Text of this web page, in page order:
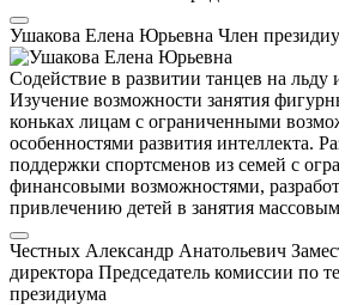
Ушакова Елена Юрьевна Член
Содействие в развитии танцев на льду
Изучение возможности занятия
коньках лицам с ограниченными
особенностями развития интеллекта.
поддержки спортсменов из семей с
финансовыми возможностями,
привлечению детей в занятия
Честных Александр Анатольевич
директора Председатель комиссии по
президиума